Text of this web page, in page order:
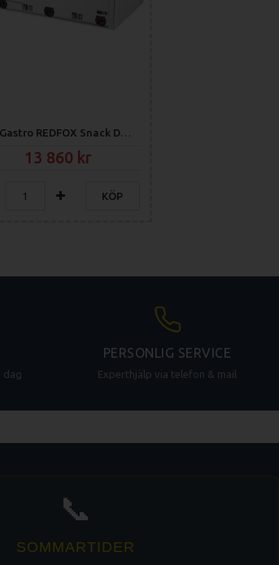
RM Gastro REDFOX Snack Durable Chrome Stekhäll FTHC-90-E
13 860
KÖP
dag
PERSONLIG SERVICE
Experthjälp via telefon & mail
📞
SOMMARTIDER